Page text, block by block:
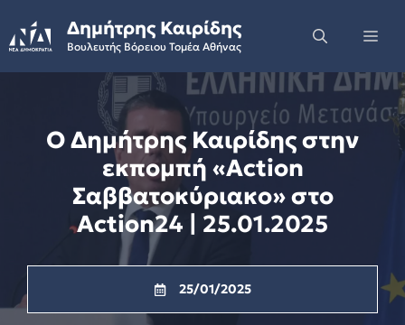
to
content
Δημήτρης Καιρίδης
Βουλευτής Βόρειου Τομέα Αθήνας
Ο Δημήτρης Καιρίδης στην
εκπομπή «Action
Σαββατοκύριακο» στο
Action24 | 25.01.2025
25/01/2025